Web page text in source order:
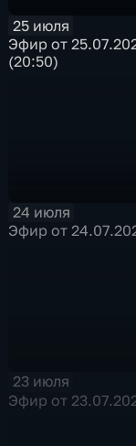
25 июля
Эфир от
(20:50)
24 июля
Эфир от
23 июля
Эфир от